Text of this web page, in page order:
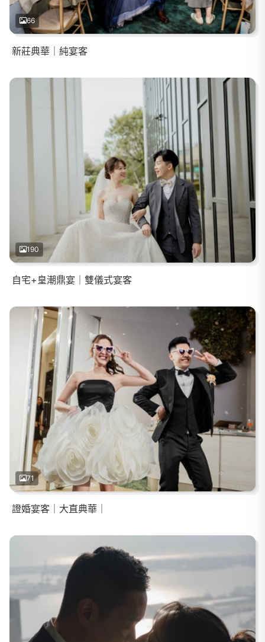
66
新莊典華｜純宴客
190
自宅+皇潮鼎宴｜雙儀式宴客
71
證婚宴客｜大直典華｜